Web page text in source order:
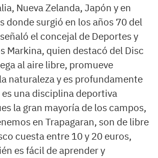
Nueva Zelanda, Japón y en
donde surgió en los años 70 del
el concejal de Deportes y
Markina, quien destacó del Disc
al aire libre, promueve
naturaleza y es profundamente
una disciplina deportiva
la gran mayoría de los campos,
en Trapagaran, son de libre
cuesta entre 10 y 20 euros,
es fácil de aprender y